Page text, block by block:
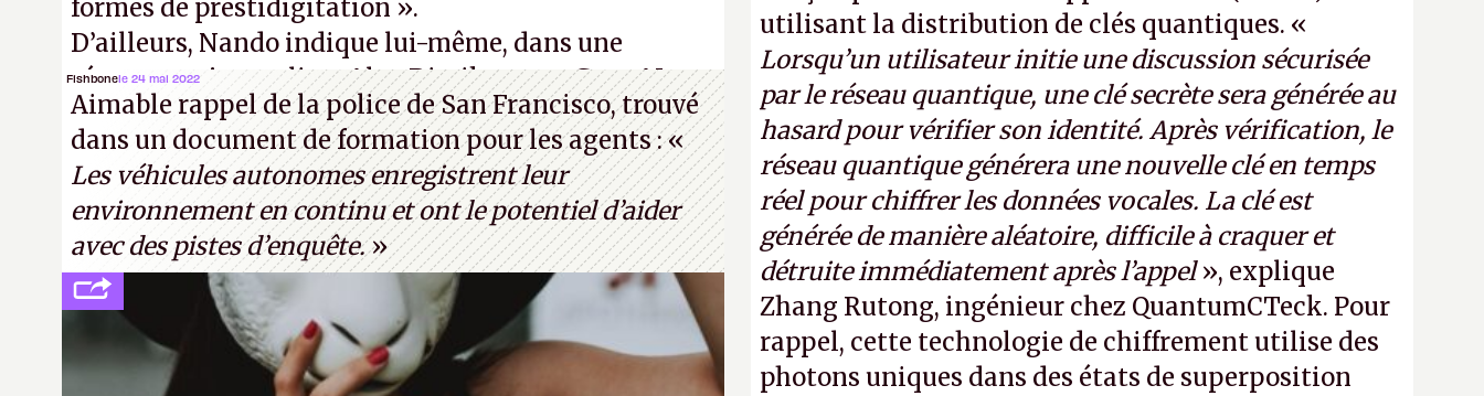
formes de prestidigitation ».
D’ailleurs, Nando indique lui-même, dans une
réponse au journaliste Alex Dimikas, que Gato AI est
« encore loin » de prétendre réussir le célèbre test de
Turing. (Crédit photo : Pexels - Arthur Brognoli)
utilisant la distribution de clés quantiques. «
Lorsqu’un utilisateur initie une discussion sécurisée
par le réseau quantique, une clé secrète sera générée au
hasard pour vérifier son identité. Après vérification, le
réseau quantique générera une nouvelle clé en temps
réel pour chiffrer les données vocales. La clé est
générée de manière aléatoire, difficile à craquer et
détruite immédiatement après l’appel», explique
Zhang Rutong, ingénieur chez QuantumCTeck. Pour
rappel, cette technologie de chiffrement utilise des
photons uniques dans des états de superposition
Fishbonele 24 mai 2022
Aimable rappel de la police de San Francisco, trouvé
dans un document de formation pour les agents : «
Les véhicules autonomes enregistrent leur
environnement en continu et ont le potentiel d’aider
avec des pistes d’enquête.»